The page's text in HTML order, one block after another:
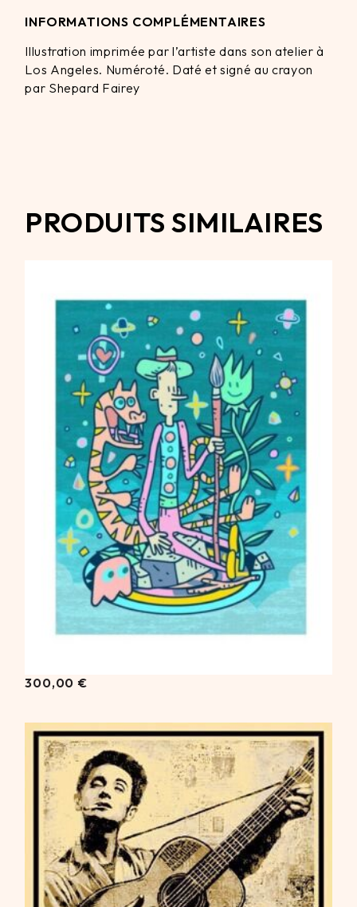
INFORMATIONS COMPLÉMENTAIRES
Illustration imprimée par l’artiste dans son atelier à
Los Angeles. Numéroté. Daté et signé au crayon
par Shepard Fairey
PRODUITS SIMILAIRES
300,00€
300,00 €